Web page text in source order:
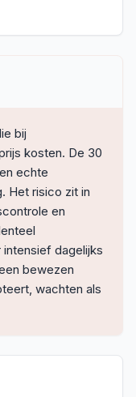
bij
kosten. De 30
echte
Het risico zit in
en
dagelijks
bewezen
wachten als